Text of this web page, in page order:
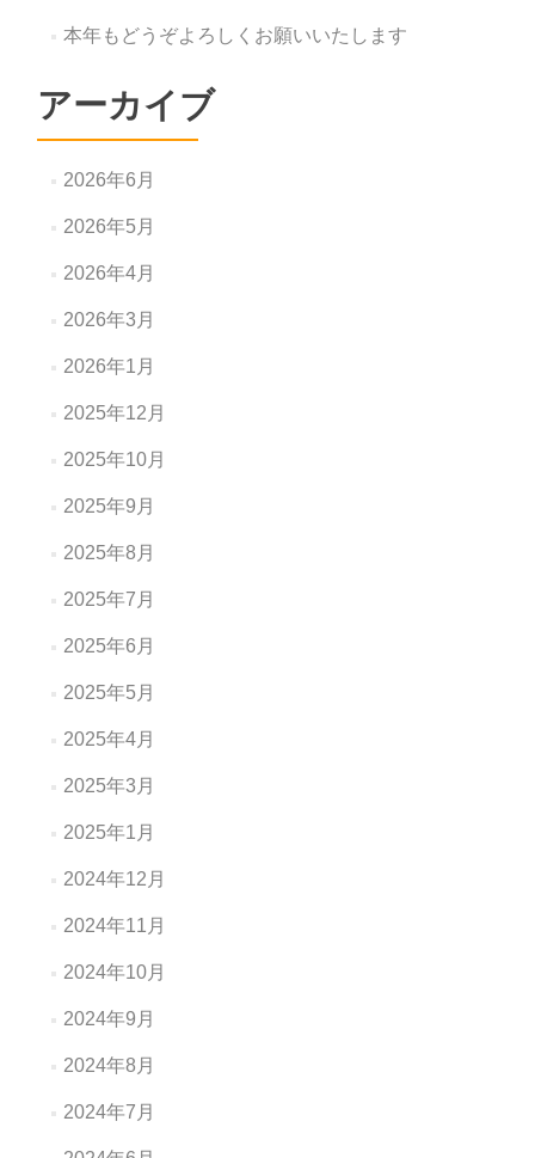
本年もどうぞよろしくお願いいたします
アーカイブ
2026年6月
2026年5月
2026年4月
2026年3月
2026年1月
2025年12月
2025年10月
2025年9月
2025年8月
2025年7月
2025年6月
2025年5月
2025年4月
2025年3月
2025年1月
2024年12月
2024年11月
2024年10月
2024年9月
2024年8月
2024年7月